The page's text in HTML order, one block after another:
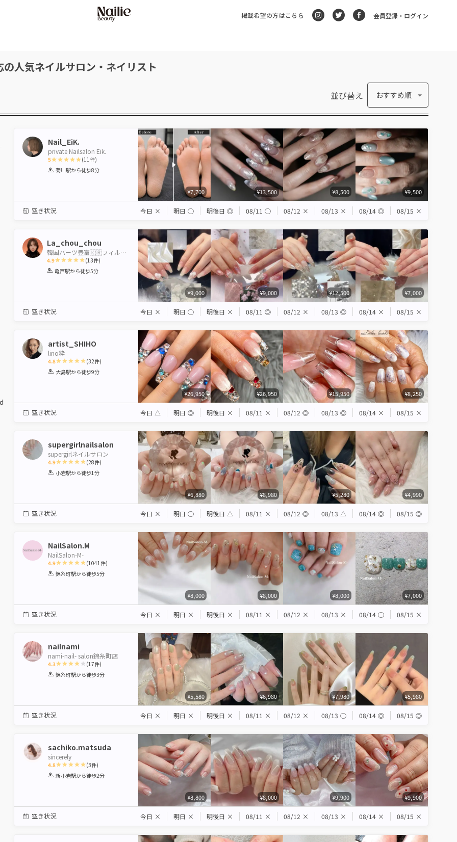
掲載希望の方はこちら 会員登録・ログイン
人気ネイルサロン・ネイリスト
並び替え おすすめ順
Nail_EiK.
private Nailsalon Eik.
5
1 2 3 4 5
(11件)
菊川駅から徒歩8分
¥7,700 ¥13,500 ¥8,500 ¥9,500
空き状況 今日 × 明日 ◯ 明後日 ◎ 08/11 ◯ 08/12 × 08/13 × 08/14 ◎ 08/15 ×
La_chou_chou
韓国パーツ豊富🇰🇷フィルイン専門🎀亀戸駅5分 ラシュシュ
4.9
1 2 3 4 5
(13件)
亀戸駅から徒歩5分
¥9,000 ¥9,000 ¥12,500 ¥7,000
空き状況 今日 × 明日 ◯ 明後日 × 08/11 ◎ 08/12 × 08/13 ◎ 08/14 × 08/15 ×
artist_SHIHO
lino粋
4.8
1 2 3 4 5
(32件)
大島駅から徒歩9分
¥26,950 ¥26,950 ¥15,950 ¥8,250
空き状況 今日 △ 明日 ◎ 明後日 × 08/11 × 08/12 ◎ 08/13 ◎ 08/14 × 08/15 ×
supergirlnailsalon
supergirlネイルサロン
4.9
1 2 3 4 5
(28件)
小岩駅から徒歩1分
¥6,880 ¥8,980 ¥5,280 ¥4,990
空き状況 今日 × 明日 ◯ 明後日 △ 08/11 × 08/12 ◎ 08/13 △ 08/14 ◎ 08/15 ◎
NailSalon.M
NailSalon-M-
4.9
1 2 3 4 5
(1041 件)
錦糸町駅から徒歩5分
¥8,000 ¥8,000 ¥8,000 ¥7,000
空き状況 今日 × 明日 × 明後日 × 08/11 × 08/12 × 08/13 × 08/14 ◯ 08/15 ×
nailnami
nami-nail- salon錦糸町店
4.3
1 2 3 4 5
(17件)
錦糸町駅から徒歩3分
¥5,580 ¥6,980 ¥7,980 ¥5,980
空き状況 今日 × 明日 × 明後日 × 08/11 × 08/12 × 08/13 ◯ 08/14 ◎ 08/15 ◎
sachiko.matsuda
sincerely
4.8
1 2 3 4 5
(3件)
新小岩駅から徒歩2分
¥8,800 ¥8,000 ¥9,900 ¥9,900
空き状況 今日 × 明日 × 明後日 × 08/11 × 08/12 × 08/13 × 08/14 × 08/15 ×